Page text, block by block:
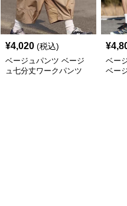
¥4,020 (税込)
ベージュパンツ ベージ
ュ七分丈ワークパンツ
¥
ベー
ベー